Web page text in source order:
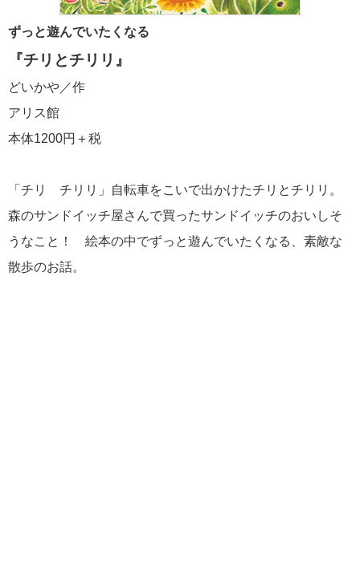
ずっと遊んでいたくなる
『チリとチリリ』
どいかや／作
アリス館
本体1200円＋税
「チリ チリリ」自転車をこいで出かけたチリとチリリ。
森のサンドイッチ屋さんで買ったサンドイッチのおいしそ
うなこと！ 絵本の中でずっと遊んでいたくなる、素敵な
散歩のお話。